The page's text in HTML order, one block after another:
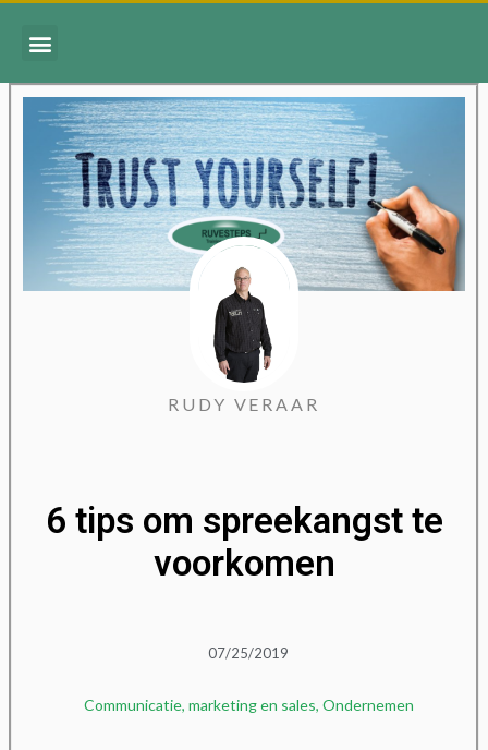
RUDY VERAAR
6 tips om spreekangst te
voorkomen
07/25/2019
Communicatie, marketing en sales, Ondernemen